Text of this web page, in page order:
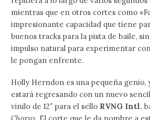
mientras que en otros cortes como
impresionante capacidad que tiene
buenos tracks para la pista de baile,
impulso natural para experimentar
le pongan enfrente.
Holly Herndon es una pequeña genio,
estará regresando con un nuevo
vinilo de 12″ para el sello RVNG Intl.